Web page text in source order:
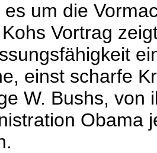
es um die
Vortrag
einst scharfe
W. Bushs, von
Obama